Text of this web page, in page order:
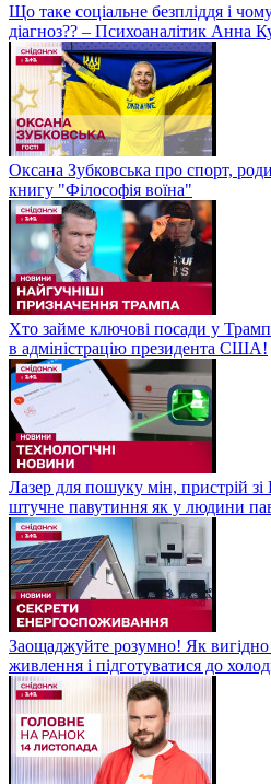
Що таке соціальне безпліддя і
діагноз?? – Психоаналітик Анна
Оксана Зубковська про спорт,
книгу "Філософія воїна"
Хто займе ключові посади у
в адміністрацію президента США!
Лазер для пошуку мін, пристрій
штучне павутиння як у людини
Заощаджуйте розумно! Як
живлення і підготуватися до